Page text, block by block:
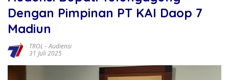
Dengan Pimpinan PT KAI Daop 7
Madiun
TROL -Audiensi
31 Juli 2025